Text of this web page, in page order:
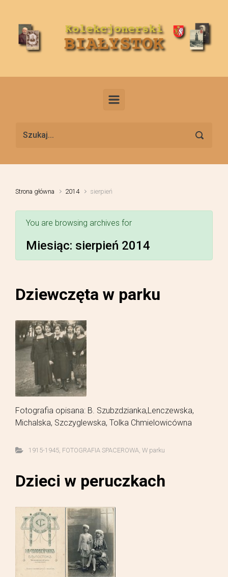
Strona główna 2014 sierpień
You are browsing archives for
Miesiąc: sierpień 2014
Dziewczęta w parku
Fotografia opisana: B. Szubzdzianka,Lenczewska,
Michalska, Szczyglewska, Tolka Chmielowicówna
1915-1945, FOTOGRAFIA SPACEROWA W parku
Dzieci w peruczkach